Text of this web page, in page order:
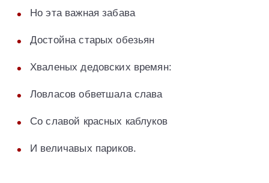
Но эта важная забава
Достойна старых обезьян
Хваленых дедовских времян:
Ловласов обветшала слава
Со славой красных каблуков
И величавых париков.